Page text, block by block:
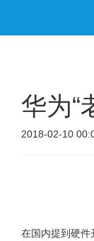
华为“
2018-02-10
在国内提到硬件